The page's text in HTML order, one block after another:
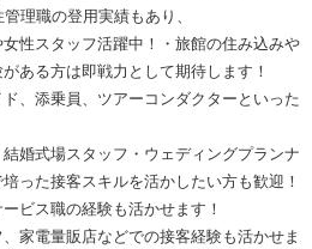
理職の登用実績もあり、
性スタッフ活躍中！・旅館の住み込みや
ある方は即戦力として期待します！
、添乗員、ツアーコンダクターといった
婚式場スタッフ・ウェディングプランナ
った接客スキルを活かしたい方も歓迎！
ビス職の経験も活かせます！
家電量販店などでの接客経験も活かせま